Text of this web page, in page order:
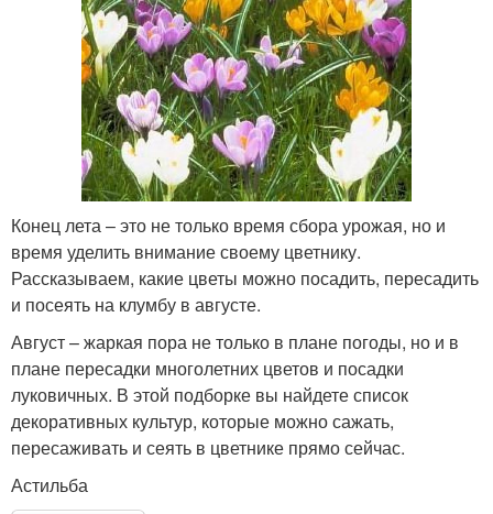
Конец лета – это не только время сбора урожая, но и
время уделить внимание своему цветнику.
Рассказываем, какие цветы можно посадить, пересадить
и посеять на клумбу в августе.
Август – жаркая пора не только в плане погоды, но и в
плане пересадки многолетних цветов и посадки
луковичных. В этой подборке вы найдете список
декоративных культур, которые можно сажать,
пересаживать и сеять в цветнике прямо сейчас.
Астильба